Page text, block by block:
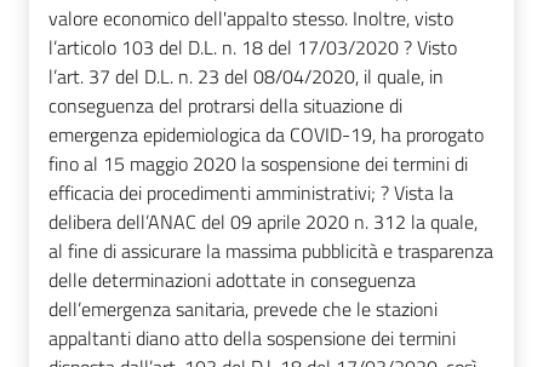
valore economico dell'appalto stesso. Inoltre, visto
l’articolo 103 del D.L. n. 18 del 17/03/2020 ? Visto
l’art. 37 del D.L. n. 23 del 08/04/2020, il quale, in
conseguenza del protrarsi della situazione di
emergenza epidemiologica da COVID-19, ha prorogato
fino al 15 maggio 2020 la sospensione dei termini di
efficacia dei procedimenti amministrativi; ? Vista la
delibera dell’ANAC del 09 aprile 2020 n. 312 la quale,
al fine di assicurare la massima pubblicità e trasparenza
delle determinazioni adottate in conseguenza
dell’emergenza sanitaria, prevede che le stazioni
appaltanti diano atto della sospensione dei termini